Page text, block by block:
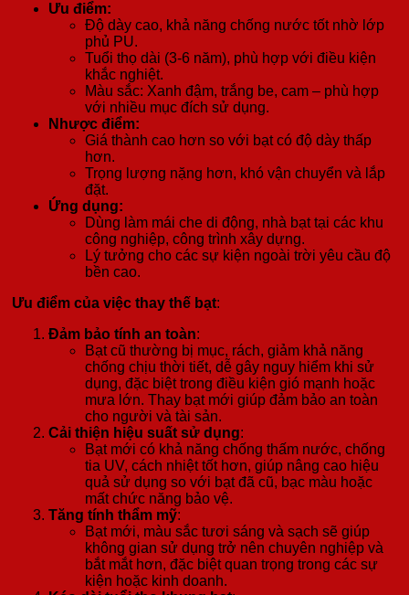
Ưu điểm:
Độ dày cao, khả năng chống nước tốt nhờ lớp
phủ PU.
Tuổi thọ dài (3-6 năm), phù hợp với điều kiện
khắc nghiệt.
Màu sắc: Xanh đậm, trắng be, cam – phù hợp
với nhiều mục đích sử dụng.
Nhược điểm:
Giá thành cao hơn so với bạt có độ dày thấp
hơn.
Trọng lượng nặng hơn, khó vận chuyển và lắp
đặt.
Ứng dụng:
Dùng làm mái che di động, nhà bạt tại các khu
công nghiệp, công trình xây dựng.
Lý tưởng cho các sự kiện ngoài trời yêu cầu độ
bền cao.
Ưu điểm của việc thay thế bạt:
Đảm bảo tính an toàn:
Bạt cũ thường bị mục, rách, giảm khả năng
chống chịu thời tiết, dễ gây nguy hiểm khi sử
dụng, đặc biệt trong điều kiện gió mạnh hoặc
mưa lớn. Thay bạt mới giúp đảm bảo an toàn
cho người và tài sản.
Cải thiện hiệu suất sử dụng:
Bạt mới có khả năng chống thấm nước, chống
tia UV, cách nhiệt tốt hơn, giúp nâng cao hiệu
quả sử dụng so với bạt đã cũ, bạc màu hoặc
mất chức năng bảo vệ.
Tăng tính thẩm mỹ:
Bạt mới, màu sắc tươi sáng và sạch sẽ giúp
không gian sử dụng trở nên chuyên nghiệp và
bắt mắt hơn, đặc biệt quan trọng trong các sự
kiện hoặc kinh doanh.